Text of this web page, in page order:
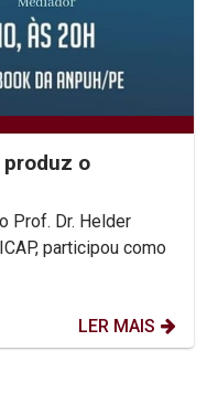
produz o
Prof. Dr. Helder
participou como
LER MAIS